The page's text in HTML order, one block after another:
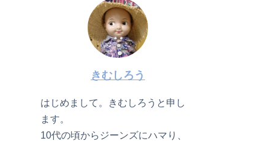
きむしろう
はじめまして。きむしろうと申し
ます。
10代の頃からジーンズにハマり、